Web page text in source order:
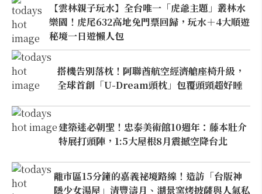
【雲林親子玩水】全台唯一「虎爺主題」叢林水
樂園！虎尾632高地免門票回歸，玩水＋4大順遊
秘境一日遊懶人包
搭機告別落枕！阿聯酋航空經濟艙座椅升級，
全球首創「U-Dream頭枕」包覆頭頸超好睡
建築迷必朝聖！忠泰美術館10週年：藤本壯介
特展打頭陣，1:5大屋根8月震撼空降台北
離市區15分鐘的嘉義祕境路線！造訪「台版神
隱少女湯屋」清豐濤月、湖景窯烤披薩與人氣私